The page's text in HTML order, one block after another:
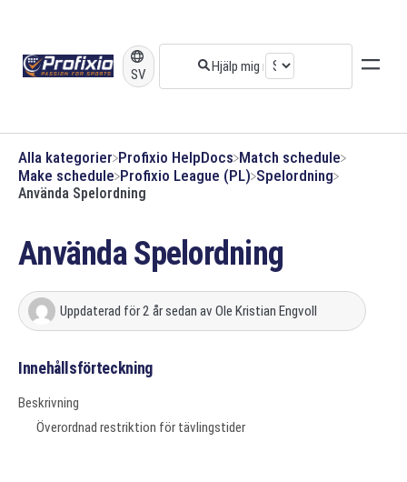
SV
Alla kategorier ​Profixio HelpDocs ​Match schedule
​Make schedule ​Profixio League (PL) ​Spelordning
Använda Spelordning
Använda Spelordning
Uppdaterad för 2 år sedan av Ole Kristian Engvoll
Innehållsförteckning
Beskrivning
Överordnad restriktion för tävlingstider